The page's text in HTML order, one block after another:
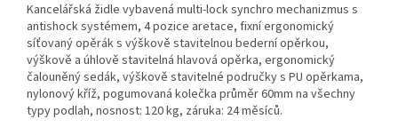
Kancelářská židle vybavená multi-lock synchro mechanizmus s
antishock systémem, 4 pozice aretace, fixní ergonomický
síťovaný opěrák s výškově stavitelnou bederní opěrkou,
výškově a úhlově stavitelná hlavová opěrka, ergonomický
čalouněný sedák, výškově stavitelné područky s PU opěrkama,
nylonový kříž, pogumovaná kolečka průměr 60mm na všechny
typy podlah, nosnost: 120 kg, záruka: 24 měsíců.